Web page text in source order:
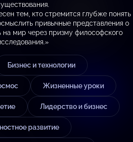
тем, кто стремится глубже понять
привычные представления о
на мир через призму философского
Бизнес и технологии
Жизненные уроки
Лидерство и бизнес
развитие